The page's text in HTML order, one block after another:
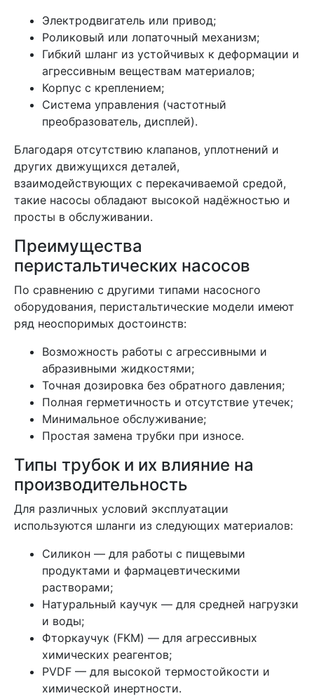
Электродвигатель или привод;
Роликовый или лопаточный механизм;
Гибкий шланг из устойчивых к деформации и
агрессивным веществам материалов;
Корпус с креплением;
Система управления (частотный
преобразователь, дисплей).
Благодаря отсутствию клапанов, уплотнений и
других движущихся деталей,
взаимодействующих с перекачиваемой средой,
такие насосы обладают высокой надёжностью и
просты в обслуживании.
Преимущества
перистальтических насосов
По сравнению с другими типами насосного
оборудования, перистальтические модели имеют
ряд неоспоримых достоинств:
Возможность работы с агрессивными и
абразивными жидкостями;
Точная дозировка без обратного давления;
Полная герметичность и отсутствие утечек;
Минимальное обслуживание;
Простая замена трубки при износе.
Типы трубок и их влияние на
производительность
Для различных условий эксплуатации
используются шланги из следующих материалов:
Силикон — для работы с пищевыми
продуктами и фармацевтическими
растворами;
Натуральный каучук — для средней нагрузки
и воды;
Фторкаучук (FKM) — для агрессивных
химических реагентов;
PVDF — для высокой термостойкости и
химической инертности.